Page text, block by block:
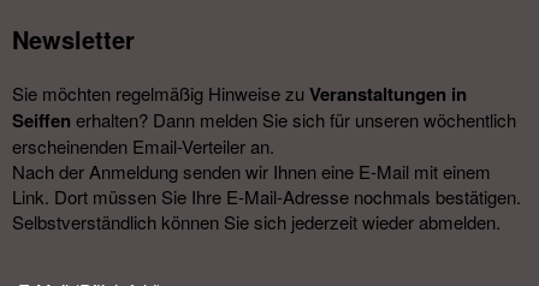
Newsletter​
Sie möchten regelmäßig Hinweise zu Veranstal­tungen in
Seiffen erhalten? Dann melden Sie sich für unseren wöchentlich
erscheinenden Email-Verteiler an.
Nach der Anmeldung senden wir Ihnen eine E-Mail mit einem
Link. Dort müssen Sie Ihre E-Mail-Adresse nochmals bestätigen.
Selbstverständlich können Sie sich jederzeit wieder abmelden.​